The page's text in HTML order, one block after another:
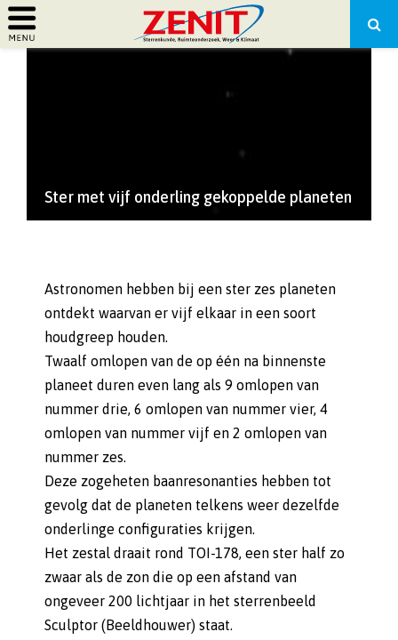
PRIMARY
Ster met vijf onderling gekoppelde planeten
Astronomen hebben bij een ster zes planeten
ontdekt waarvan er vijf elkaar in een soort
houdgreep houden.
Twaalf omlopen van de op één na binnenste
planeet duren even lang als 9 omlopen van
nummer drie, 6 omlopen van nummer vier, 4
omlopen van nummer vijf en 2 omlopen van
nummer zes.
Deze zogeheten baanresonanties hebben tot
gevolg dat de planeten telkens weer dezelfde
onderlinge configuraties krijgen.
Het zestal draait rond TOI-178, een ster half zo
zwaar als de zon die op een afstand van
ongeveer 200 lichtjaar in het sterrenbeeld
Sculptor (Beeldhouwer) staat.